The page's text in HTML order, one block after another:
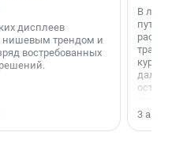
дисплеев
нишевым трендом и
востребованных
В летнем
дальние
острова
3